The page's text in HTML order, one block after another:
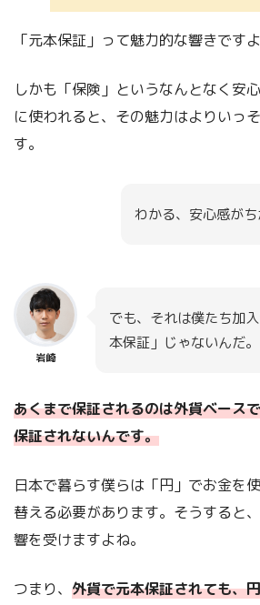
「元本保証」って魅力的な響きですよ
しかも「保険」というなんとなく安
に使われると、その魅力はよりいっ
す。
わかる、安心感がち
岩崎
でも、それは僕たち加
本保証」じゃないんだ。
あくまで保証されるのは外貨ベース
保証されないんです。
日本で暮らす僕らは「円」でお金を
替える必要があります。そうすると
響を受けますよね。
つまり、 外貨で元本保証されても、